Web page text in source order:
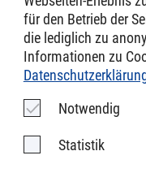
Impressum
AGB
Datenschutz
für den Betrieb der
die lediglich zu
Informa­tionen zu
Notwendig
Statistik